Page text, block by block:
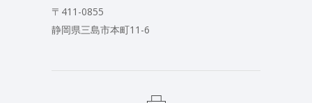
〒411-0855
静岡県三島市本町11-6